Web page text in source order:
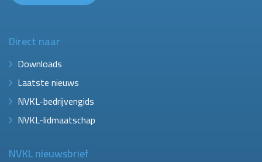
Direct naar
Downloads
Laatste nieuws
NVKL-bedrijvengids
NVKL-lidmaatschap
NVKL nieuwsbrief